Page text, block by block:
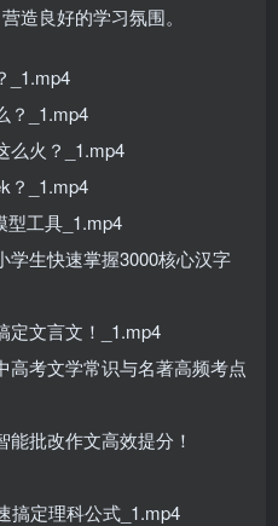
造良好的学习氛围。
_1.mp4
？_1.mp4
么火？_1.mp4
？_1.mp4
工具_1.mp4
生快速掌握3000核心汉字
定文言文！_1.mp4
考文学常识与名著高频考点
批改作文高效提分！
搞定理科公式_1.mp4